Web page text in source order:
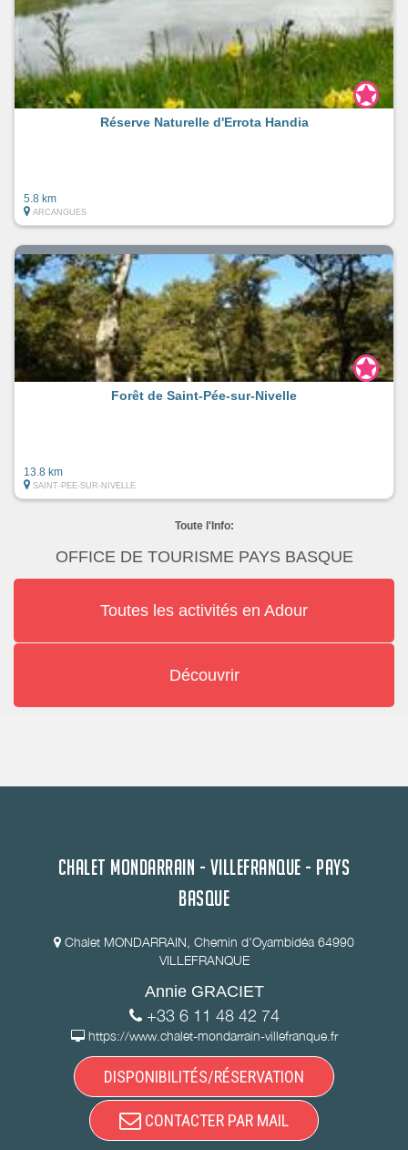
Réserve Naturelle d'Errota Handia
5.8 km
ARCANGUES
Forêt de Saint-Pée-sur-Nivelle
13.8 km
SAINT-PEE-SUR-NIVELLE
Toute l'Info:
OFFICE DE TOURISME PAYS BASQUE
Toutes les activités en Adour
Découvrir
CHALET MONDARRAIN - VILLEFRANQUE - PAYS
BASQUE
Chalet MONDARRAIN, Chemin d'Oyambidéa 64990
VILLEFRANQUE
Annie GRACIET
+33 6 11 48 42 74
https://www.chalet-mondarrain-villefranque.fr
DISPONIBILITÉS/RÉSERVATION
CONTACTER PAR MAIL